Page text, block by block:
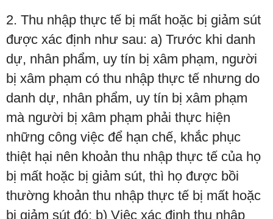
2. Thu nhập thực tế bị mất hoặc bị giảm sút
được xác định như sau: a) Trước khi danh
dự, nhân phẩm, uy tín bị xâm phạm, người
bị xâm phạm có thu nhập thực tế nhưng do
danh dự, nhân phẩm, uy tín bị xâm phạm
mà người bị xâm phạm phải thực hiện
những công việc để hạn chế, khắc phục
thiệt hại nên khoản thu nhập thực tế của họ
bị mất hoặc bị giảm sút, thì họ được bồi
thường khoản thu nhập thực tế bị mất hoặc
bị giảm sút đó; b) Việc xác định thu nhập